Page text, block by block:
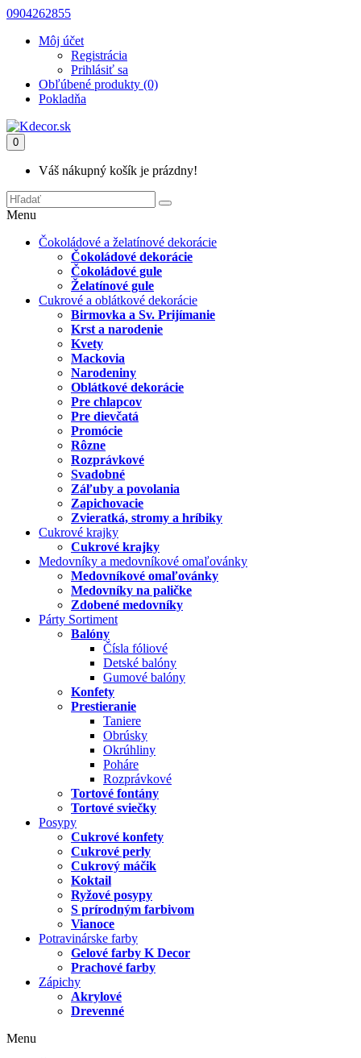
0904262855
Môj účet
Registrácia
Prihlásiť sa
Obľúbené produkty (0)
Pokladňa
0
Váš nákupný košík je prázdny!
Menu
Čokoládové a želatínové dekorácie
Čokoládové dekorácie
Čokoládové gule
Želatínové gule
Cukrové a oblátkové dekorácie
Birmovka a Sv. Prijímanie
Krst a narodenie
Kvety
Mackovia
Narodeniny
Oblátkové dekorácie
Pre chlapcov
Pre dievčatá
Promócie
Rôzne
Rozprávkové
Svadobné
Záľuby a povolania
Zapichovacie
Zvieratká, stromy a hríbiky
Cukrové krajky
Cukrové krajky
Medovníky a medovníkové omaľovánky
Medovníkové omaľovánky
Medovníky na paličke
Zdobené medovníky
Párty Sortiment
Balóny
Čísla fóliové
Detské balóny
Gumové balóny
Konfety
Prestieranie
Taniere
Obrúsky
Okrúhliny
Poháre
Rozprávkové
Tortové fontány
Tortové sviečky
Posypy
Cukrové konfety
Cukrové perly
Cukrový máčik
Koktail
Ryžové posypy
S prírodným farbivom
Vianoce
Potravinárske farby
Gelové farby K Decor
Prachové farby
Zápichy
Akrylové
Drevenné
Menu